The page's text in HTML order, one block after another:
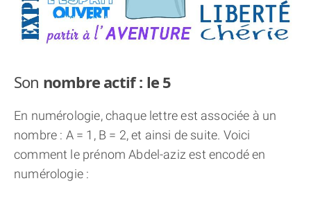
Son nombre actif : le 5
En numérologie, chaque lettre est associée à un
nombre : A = 1, B = 2, et ainsi de suite. Voici
comment le prénom Abdel-aziz est encodé en
numérologie :
70.000 PRÉNOMS
(À PROPOS)